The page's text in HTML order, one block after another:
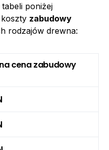
poniżej
zabudowy
rodzajów drewna:
cena zabudowy